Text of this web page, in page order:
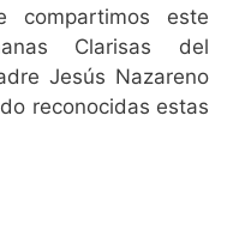
compartimos este
Clarisas del
Jesús Nazareno
reconocidas estas